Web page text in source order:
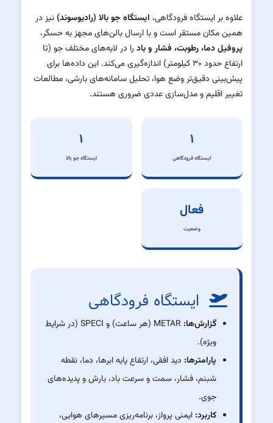
علاوه بر ایستگاه فرودگاهی، ایستگاه جو بالا (رادیوسوند) نیز در
همین مکان مستقر است و با ارسال بالن‌های مجهز به حسگر،
پروفیل دما، رطوبت، فشار و باد را در لایه‌های مختلف جو (تا
ارتفاع حدود ۳۰ کیلومتر) اندازه‌گیری می‌کند. این داده‌ها برای
پیش‌بینی دقیق‌تر وضع هوا، تحلیل سامانه‌های بارشی، مطالعات
تغییر اقلیم و مدل‌سازی عددی ضروری هستند.
۱
ایستگاه فرودگاهی
۱
ایستگاه جو بالا
فعال
وضعیت
ایستگاه فرودگاهی
گزارش‌ها:
METAR (هر ساعت) و SPECI (در شرایط
ویژه).
پارامترها: دید افقی، ارتفاع پایه ابرها، دما، نقطه
شبنم، فشار، سمت و سرعت باد، بارش و پدیده‌های
جوی.
کاربرد: ایمنی پرواز، برنامه‌ریزی مسیرهای هوایی،